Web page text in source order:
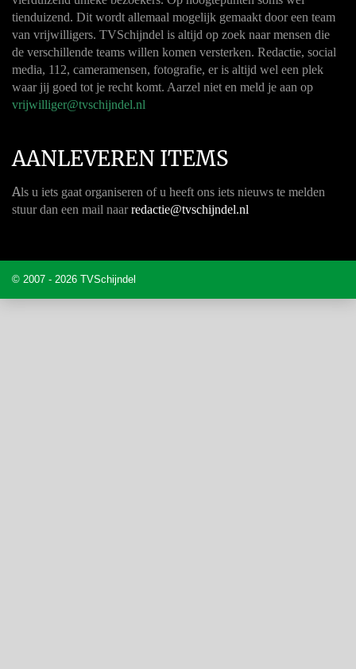
tienduizend. Dit wordt allemaal mogelijk gemaakt door een team
van vrijwilligers. TVSchijndel is altijd op zoek naar mensen die
de verschillende teams willen komen versterken. Redactie, social
media, 112, cameramensen, fotografie, er is altijd wel een plek
waar jij goed tot je recht komt. Aarzel niet en meld je aan op
vrijwilliger@tvschijndel.nl
AANLEVEREN ITEMS
Als u iets gaat organiseren of u heeft ons iets nieuws te melden
stuur dan een mail naar redactie@tvschijndel.nl
© 2007 - 2026 TVSchijndel